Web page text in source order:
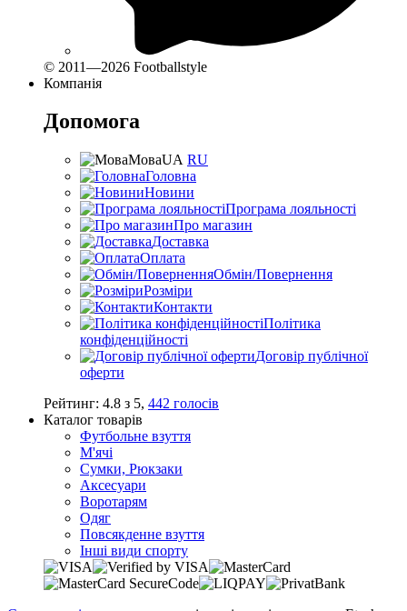
© 2011—2026 Footballstyle
Компанія
Допомога
МоваUA RU
Головна
Новини
Програма лояльності
Про магазин
Доставка
Оплата
Обмін/Повернення
Розміри
Контакти
Політика
конфіденційності
Договір публічної
оферти
Рейтинг: 4.8 з 5, 442 голосів
Каталог товарів
Футбольне взуття
М'ячі
Сумки, Рюкзаки
Аксесуари
Воротарям
Одяг
Повсякденне взуття
Інші види спорту